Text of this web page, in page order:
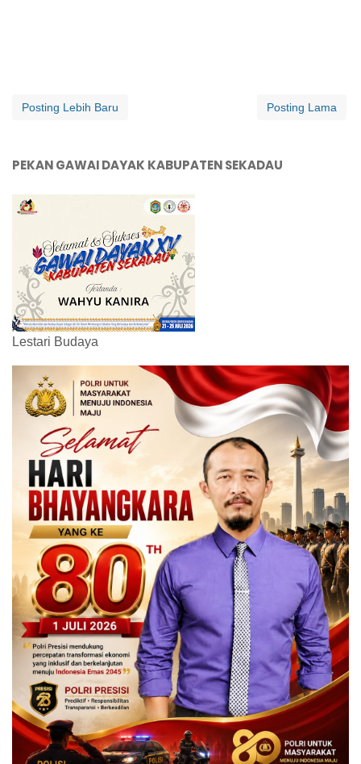
Posting Lebih Baru Posting Lama
PEKAN GAWAI DAYAK KABUPATEN SEKADAU
Lestari Budaya